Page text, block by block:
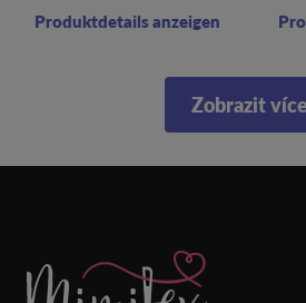
Produktdetails anzeigen
Zobrazit více